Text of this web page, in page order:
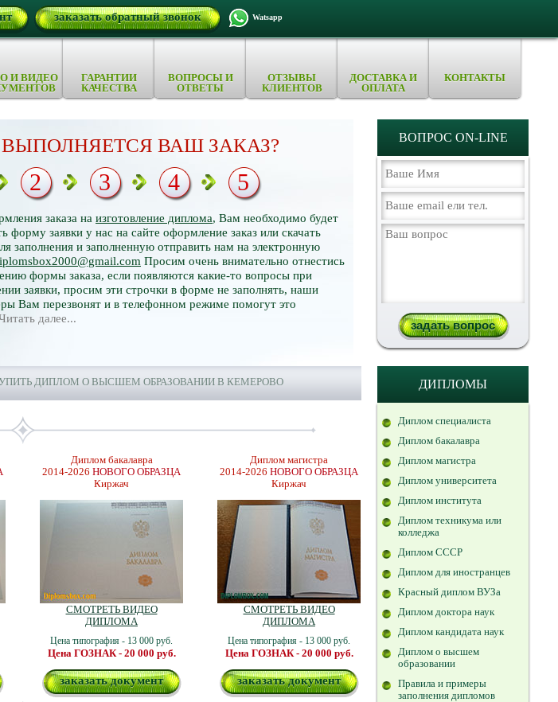
заказать обратный звонок Watsapp
И ВИДЕО
ГАРАНТИИ
КАЧЕСТВА
ВОПРОСЫ И
ОТВЕТЫ
ОТЗЫВЫ
КЛИЕНТОВ
ДОСТАВКА И
ОПЛАТА
КОНТАКТЫ
ВАШ ЗАКАЗ?
заказа на изготовление диплома, Вам необходимо будет
форму заявки у нас на сайте оформление заказ или скачать
заполнения и заполненную отправить нам на электронную
Просим очень внимательно отнестись
формы заказа, если появляются какие-то вопросы при
заявки, просим эти строчки в форме не заполнять, наши
Вам перезвонят и в телефонном режиме помогут это
далее...
2 3 4 5
ВОПРОС ON-LINE
ДИПЛОМ О ВЫСШЕМ ОБРАЗОВАНИИ В КЕМЕРОВО
Диплом бакалавра
2014-2026 НОВОГО ОБРАЗЦА
Киржач
СМОТРЕТЬ ВИДЕО
ДИПЛОМА
Цена типография - 13 000 руб.
Цена ГОЗНАК - 20 000 руб.
заказать документ
Диплом магистра
2014-2026 НОВОГО ОБРАЗЦА
Киржач
СМОТРЕТЬ ВИДЕО
ДИПЛОМА
Цена типография - 13 000 руб.
Цена ГОЗНАК - 20 000 руб.
заказать документ
ДИПЛОМЫ
Диплом специалиста
Диплом бакалавра
Диплом магистра
Диплом университета
Диплом института
Диплом техникума или
колледжа
Диплом СССР
Диплом для иностранцев
Красный диплом ВУЗа
Диплом доктора наук
Диплом кандидата наук
Диплом о высшем
образовании
Правила и примеры
заполнения дипломов